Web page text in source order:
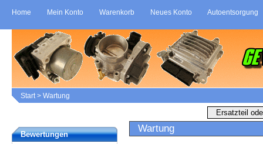
Home Mein Konto Warenkorb Neues Konto Autoentsorgung
Start> Wartung
Wartung
Bewertungen